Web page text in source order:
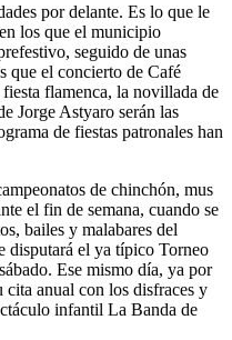
por delante. Es lo que le
los que el municipio
seguido de unas
que el concierto de Café
flamenca, la novillada de
Jorge Astyaro serán las
de fiestas patronales han
de chinchón, mus
el fin de semana, cuando se
bailes y malabares del
disputará el ya típico Torneo
Ese mismo día, ya por
cita anual con los disfraces y
infantil La Banda de